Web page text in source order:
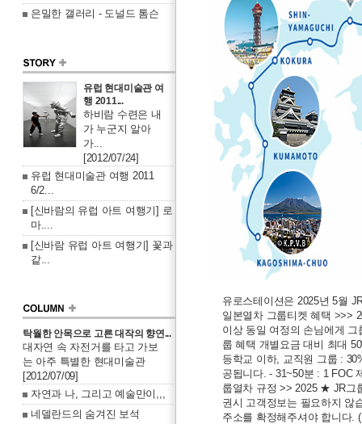
은밀한 갤러리 - 도널드 톰슨
유럽 현대미술관 여
행 2011...
하비람 수련은 내
가 누군지 알아
가...
[2012/07/24]
유럽 현대미술관 여행 2011
6/2...
[신바람의 유럽 아트 여행기] 로
마....
[신바람 유럽 아트 여행기] 꽃과
같...
탁월한 안목으로 고른 대작의 향연...
대자연 속 자전거를 타고 가보
는 아주 특별한 현대미술관
[2012/07/09]
자연과 나, 그리고 예술만이,,,
네델란드의 숨겨진 보석
유로스테이션은 2025년 5월
일본열차 그룹티켓 혜택 >>>
이상 동일 여정의 손님에게
룹 혜택 개별요금 대비 최대
등학교 이하, 교직원 그룹 :
공됩니다. - 31~50분 : 1 FOC
룹열차 규정 >> 2025 ★ JR그
권시 고객정보는 필요하지 않
주소를 확정해주셔야 합니다.